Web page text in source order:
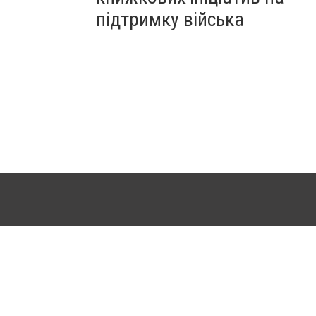
підтримку війська